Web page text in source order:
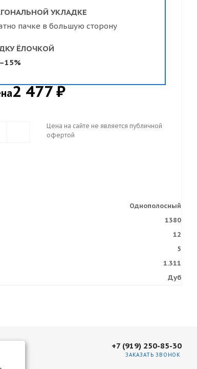
УКЛАДКЕ
пачке в большую сторону
ЁЛОЧКОЙ
2 477 ₽
Цена на сайте не является публичной
офертой
Однополосный
1380
12
5
1.311
Дуб
+7 (919) 250-85-30
ЗАКАЗАТЬ ЗВОНОК